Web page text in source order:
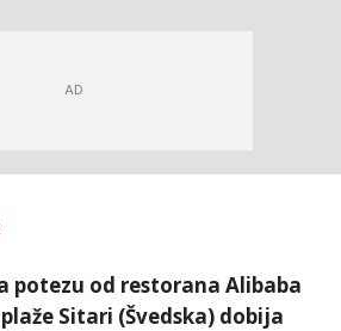
potezu od restorana Alibaba
Sitari (Švedska) dobija